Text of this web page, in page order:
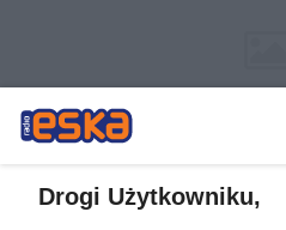
Drogi Użytkowniku,